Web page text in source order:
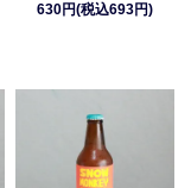
630円(税込693円)